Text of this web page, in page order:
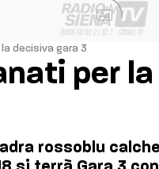
Ad
decisiva gara 3
per la
rossoblu